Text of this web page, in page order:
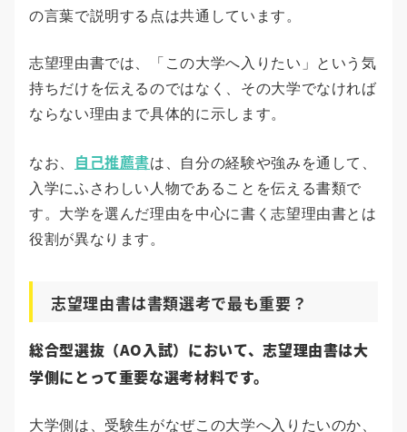
の言葉で説明する点は共通しています。
志望理由書では、「この大学へ入りたい」という気
持ちだけを伝えるのではなく、その大学でなければ
ならない理由まで具体的に示します。
なお、 自己推薦書は、自分の経験や強みを通して、
入学にふさわしい人物であることを伝える書類で
す。大学を選んだ理由を中心に書く志望理由書とは
役割が異なります。
志望理由書は書類選考で最も重要？
総合型選抜（AO入試）において、志望理由書は大
学側にとって重要な選考材料です。
大学側は、受験生がなぜこの大学へ入りたいのか、